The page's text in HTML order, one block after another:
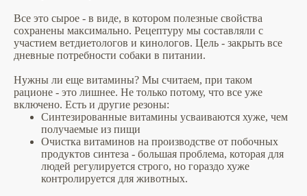
Все это сырое - в виде, в котором полезные свойства
сохранены максимально. Рецептуру мы составляли с
участием ветдиетологов и кинологов. Цель - закрыть все
дневные потребности собаки в питании.
Нужны ли еще витамины? Мы считаем, при таком
рационе - это лишнее. Не только потому, что все уже
включено. Есть и другие резоны:
Синтезированные витамины усваиваются хуже, чем
получаемые из пищи
Очистка витаминов на производстве от побочных
продуктов синтеза - большая проблема, которая для
людей регулируется строго, но гораздо хуже
контролируется для животных.